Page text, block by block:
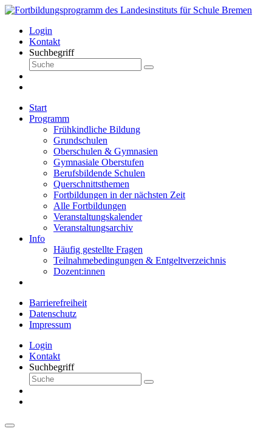
Login
Kontakt
Suchbegriff
Start
Programm
Frühkindliche Bildung
Grundschulen
Oberschulen & Gymnasien
Gymnasiale Oberstufen
Berufsbildende Schulen
Querschnittsthemen
Fortbildungen in der nächsten Zeit
Alle Fortbildungen
Veranstaltungskalender
Veranstaltungsarchiv
Info
Häufig gestellte Fragen
Teilnahmebedingungen & Entgeltverzeichnis
Dozent:innen
Barrierefreiheit
Datenschutz
Impressum
Login
Kontakt
Suchbegriff